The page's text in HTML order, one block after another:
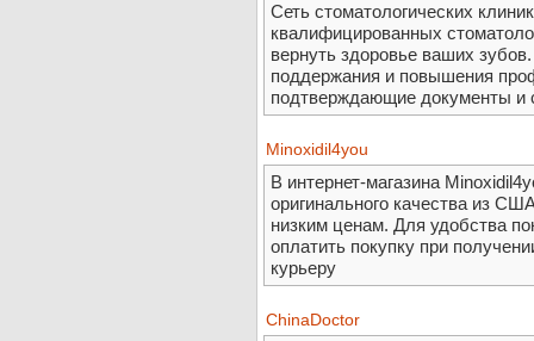
Сеть стоматологических
квалифицированных
вернуть здоровье ваших
поддержания и повышения
подтверждающие документы и
Minoxidil4you
В интернет-магазина
оригинального качества из
низким ценам. Для удобства
оплатить покупку при
курьеру
ChinaDoctor